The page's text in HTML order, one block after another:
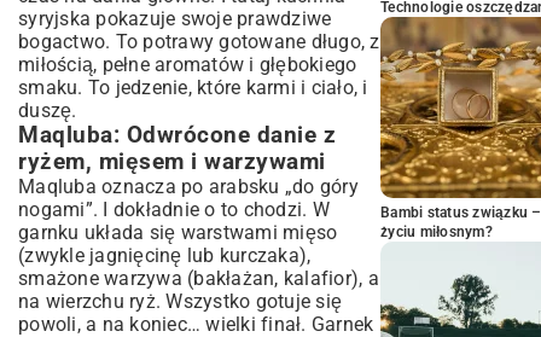
syryjska pokazuje swoje prawdziwe
bogactwo. To potrawy gotowane długo, z
miłością, pełne aromatów i głębokiego
smaku. To jedzenie, które karmi i ciało, i
duszę.
Maqluba: Odwrócone danie z
ryżem, mięsem i warzywami
Maqluba oznacza po arabsku „do góry
nogami”. I dokładnie o to chodzi. W
garnku układa się warstwami mięso
(zwykle jagnięcinę lub kurczaka),
smażone warzywa (bakłażan, kalafior), a
na wierzchu ryż. Wszystko gotuje się
powoli, a na koniec… wielki finał. Garnek
Technologie
Bambi status związku
życiu miłosnym?